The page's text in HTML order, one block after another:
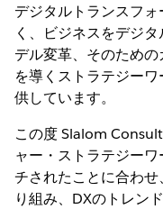
デジタルトランスフ
く、ビジネスをデジ
デル変革、そのため
を導くストラテジー
供しています。
この度 Slalom
ャー・ストラテジー
チされたことに合わ
り組み、DXのトレン